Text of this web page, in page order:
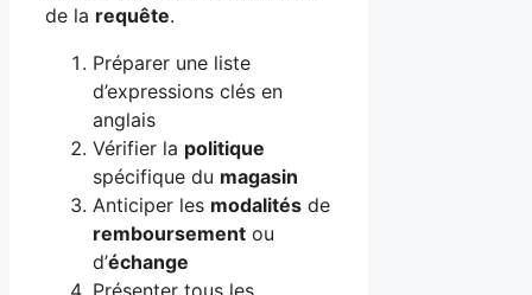
de la requête.
Préparer une liste
d’expressions clés en
anglais
Vérifier la politique
spécifique du magasin
Anticiper les modalités de
remboursement ou
d’échange
Présenter tous les